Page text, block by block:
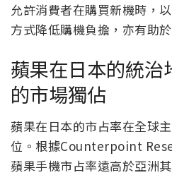
允許消費者在購買新機時，
方式降低購機負擔，亦有助
蘋果在日本的統治
的市場獨佔
蘋果在日本的市占率在全球
位。根據Counterpoint
蘋果手機市占率遠高於亞洲